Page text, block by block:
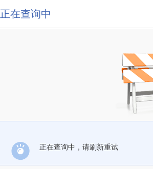
正在查询中
正在查询中，请刷新重试